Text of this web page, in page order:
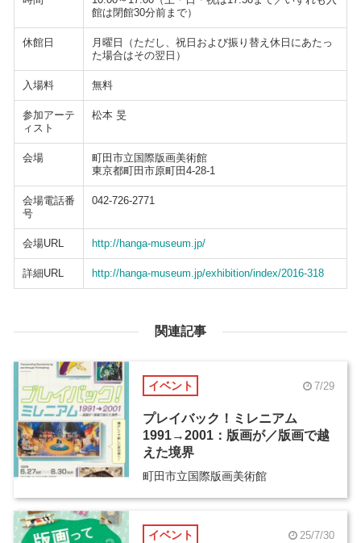
館は閉館30分前まで）
休館日
月曜日（ただし、祝日および振り替え休日にあたっ
た場合はその翌日）
入場料 無料
参加アーテ
ィスト
松本 旻
会場
町田市立国際版画美術館
東京都町田市原町田4-28-1
会場電話番
号
042-726-2771
会場URL http://hanga-museum.jp/
詳細URL http://hanga-museum.jp/exhibition/index/2016-318
関連記事
イベント 7/29
プレイバック！ミレニアム
1991→2001：版画が／版画で越
えた境界
町田市立国際版画美術館
イベント 25/7/30